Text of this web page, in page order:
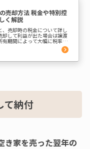
売却方法 税金や特別控
く解説
、売却時の税金について詳し
却して利益が出た場合は譲渡
有期間によって大幅に税率が
意が必要です。本記事ではそ
き家の3,000万円特別控除に
て納付
き家を売った翌年の